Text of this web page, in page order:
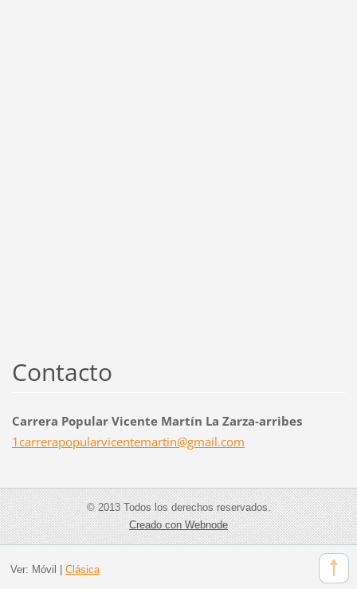
Contacto
Carrera Popular Vicente Martín La Zarza-arribes
1carrerapopularvicentemartin@gmail.com
© 2013 Todos los derechos reservados.
Creado con Webnode
Ver: Móvil | Clásica